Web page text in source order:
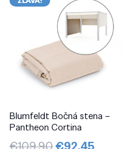
Blumfeldt Bočná stena –
Pantheon Cortina
Pôvodná